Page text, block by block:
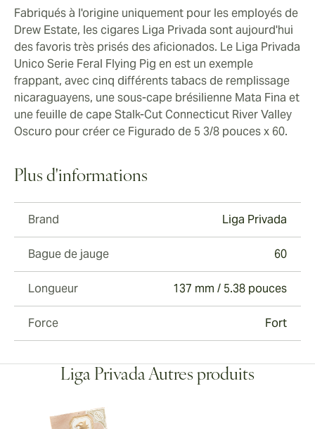
Fabriqués à l'origine uniquement pour les employés de
Drew Estate, les cigares Liga Privada sont aujourd'hui
des favoris très prisés des aficionados. Le Liga Privada
Unico Serie Feral Flying Pig en est un exemple
frappant, avec cinq différents tabacs de remplissage
nicaraguayens, une sous-cape brésilienne Mata Fina et
une feuille de cape Stalk-Cut Connecticut River Valley
Oscuro pour créer ce Figurado de 5 3/8 pouces x 60.
Plus d'informations
Brand Liga Privada
Bague de jauge 60
Longueur 137 mm / 5.38 pouces
Force Fort
Liga Privada Autres produits